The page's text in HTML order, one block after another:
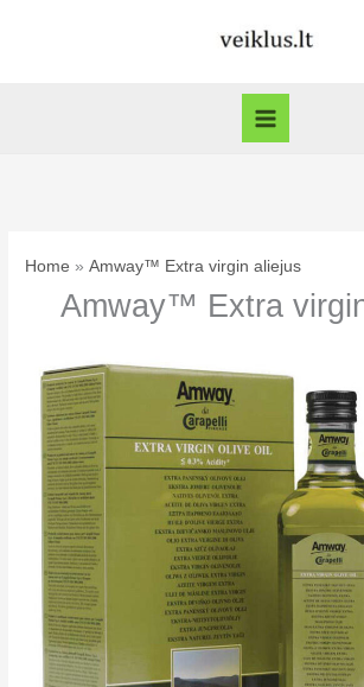
Home Amway™ Extra virgin aliejus
Amway™ Extra